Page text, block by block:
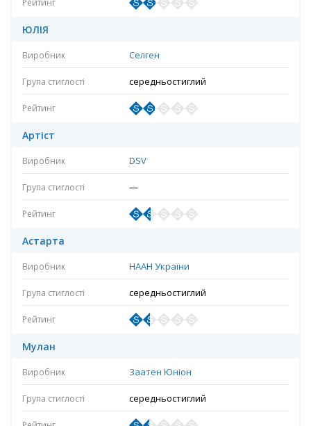
ЮЛІЯ
Селген
середньостиглий
Артіст
DSV
—
Астарта
НААН України
середньостиглий
Мулан
Заатен Юніон
середньостиглий